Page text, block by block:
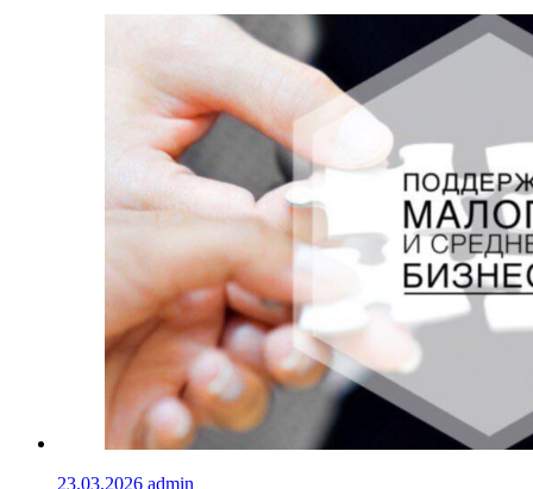
23.03.2026 admin